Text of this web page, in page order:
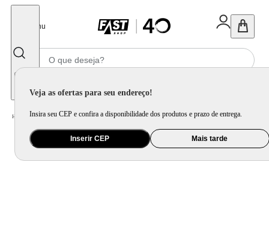
Menu
Veja as ofertas para seu endereço!
Insira seu CEP e confira a disponibilidade dos produtos e prazo de entrega.
Inserir CEP Mais tarde
Home Utilidade Doméstica Mesa / Aparelho de Jantar e Prato Avulso